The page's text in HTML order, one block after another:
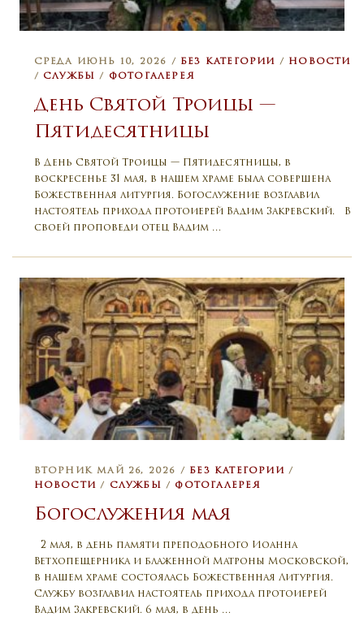
СРЕДА ИЮНЬ 10, 2026 / БЕЗ КАТЕГОРИИ / НОВОСТИ
/ СЛУЖБЫ / ФОТОГАЛЕРЕЯ
День Святой Троицы —
Пятидесятницы
В День Святой Троицы — Пятидесятницы, в
воскресенье 31 мая, в нашем храме была совершена
Божественная литургия. Богослужение возглавил
настоятель прихода протоиерей Вадим Закревский. В
своей проповеди отец Вадим …
ВТОРНИК МАЙ 26, 2026 / БЕЗ КАТЕГОРИИ/
НОВОСТИ / СЛУЖБЫ / ФОТОГАЛЕРЕЯ
Богослужения мая
2 мая, в день памяти преподобного Иоанна
Ветхопещерника и блаженной Матроны Московской,
в нашем храме состоялась Божественная Литургия.
Службу возглавил настоятель прихода протоиерей
Вадим Закревский. 6 мая, в день …